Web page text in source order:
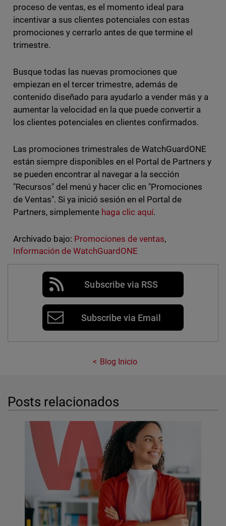
proceso de ventas, es el momento ideal para
incentivar a sus clientes potenciales con estas
promociones y cerrarlo antes de que termine el
trimestre.
Busque todas las nuevas promociones que
empiezan en el tercer trimestre, además de
contenido diseñado para ayudarlo a vender más y a
aumentar la velocidad en la que puede convertir a
los clientes potenciales en clientes confirmados.
Las promociones trimestrales de WatchGuardONE
están siempre disponibles en el Portal de Partners y
se pueden encontrar al navegar a la sección
"Recursos" del menú y hacer clic en "Promociones
de Ventas". Si ya inició sesión en el Portal de
Partners, simplemente haga clic aquí.
Archivado bajo: Promociones de ventas,
Información de WatchGuardONE
Subscribe via RSS
Subscribe via Email
Blog Inicio
Posts relacionados